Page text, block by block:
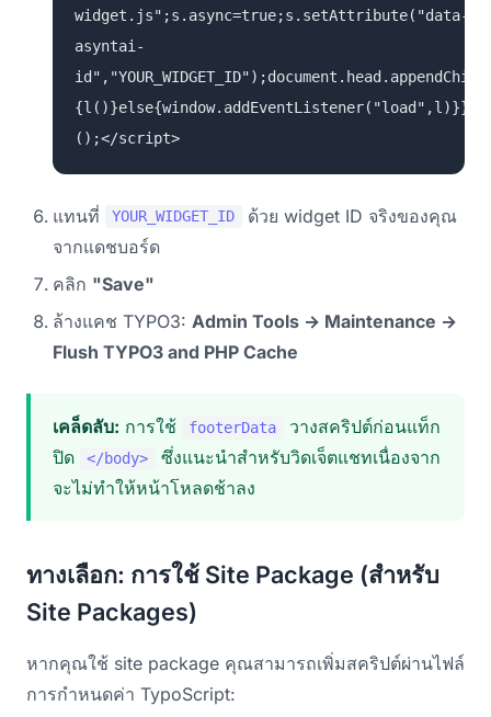
widget.js";s.async=true;s.setAttribute("data-
asyntai-
{l()}else{window.addEventListener("load",l)}})
();</script>
แทนที่ YOUR_WIDGET_ID
ด้วย widget ID จริงของคุณ
จากแดชบอร์ด
คลิก "Save"
ล้างแคช TYPO3: Admin Tools → Maintenance →
Flush TYPO3 and PHP Cache
เคล็ดลับ: การใช้ footerData
วางสคริปต์ก่อนแท็ก
ปิด
</body>
ซึ่งแนะนำสำหรับวิดเจ็ตแชทเนื่องจาก
จะไม่ทำให้หน้าโหลดช้าลง
ทางเลือก: การใช้ Site Package (สำหรับ
Site Packages)
หากคุณใช้ site package คุณสามารถเพิ่มสคริปต์ผ่านไฟล์
การกำหนดค่า TypoScript: